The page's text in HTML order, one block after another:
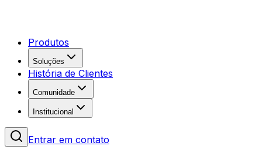
Produtos
Soluções
História de Clientes
Comunidade
Institucional
Entrar em contato